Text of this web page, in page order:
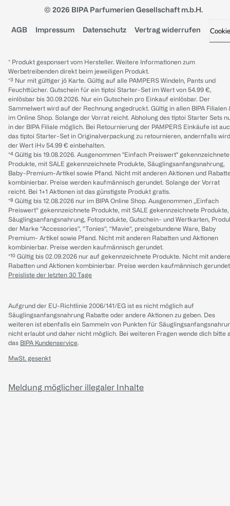
© 2026 BIPA Parfumerien Gesellschaft m.b.H.
AGB Impressum Datenschutz Vertrag widerrufen
* Produkt gesponsert vom Hersteller. Weitere Informationen zum
Werbetreibenden direkt beim jeweiligen Produkt.
*³ Nur mit gültiger jö Karte. Gültig auf alle PAMPERS Windeln, Pants und
Feuchttücher. Gutschein für ein tiptoi Starter-Set im Wert von 54.99 €,
einlösbar bis 30.09.2026. Nur ein Gutschein pro Einkauf einlösbar. Der
Sammelwert wird auf der Rechnung angedruckt. Gültig in allen BIPA Filialen
im Online Shop. Solange der Vorrat reicht. Abholung des tiptoi Starter Sets
in der BIPA Filiale möglich. Bei Retournierung der PAMPERS Einkäufe ist
das tiptoi Starter-Set in Originalverpackung zu retournieren, andernfalls wird
der Wert iHv 54.99 € einbehalten.
*⁴ Gültig bis 19.08.2026. Ausgenommen "Einfach Preiswert" gekennzeichnete
Produkte, mit SALE gekennzeichnete Produkte, Säuglingsanfangsnahrung,
Baby-Premium-Artikel sowie Pfand. Nicht mit anderen Aktionen und
kombinierbar. Preise werden kaufmännisch gerundet. Solange der Vorrat
reicht. Bei 1+1 Aktionen ist das günstigste Produkt gratis.
*⁸ Gültig bis 12.08.2026 nur im BIPA Online Shop. Ausgenommen „Einfach
Preiswert“ gekennzeichnete Produkte, mit SALE gekennzeichnete Produkte,
Säuglingsanfangsnahrung, Fotoprodukte, Gutschein- und Wertkarten,
der Marke “Accessories“, “Tonies“, “Mavie“, preisgebundene Ware, Baby
Premium- Artikel sowie Pfand. Nicht mit anderen Rabatten und Aktionen
kombinierbar. Preise werden kaufmännisch gerundet.
*¹⁰ Gültig bis 02.09.2026 nur auf gekennzeichnete Produkte. Nicht mit
Rabatten und Aktionen kombinierbar. Preise werden kaufmännisch
Preisliste der letzten 30 Tage
Aufgrund der EU-Richtlinie 2006/141/EG ist es nicht möglich auf
Säuglingsanfangsnahrung Rabatte oder andere Aktionen zu geben. Des
weiteren ist ebenfalls ein Sammeln von Punkten für
nicht erlaubt und daher nicht möglich. Bei weiteren Fragen wende dich bitte
das BIPA Kundenservice.
MwSt. gesenkt
Meldung möglicher illegaler Inhalte